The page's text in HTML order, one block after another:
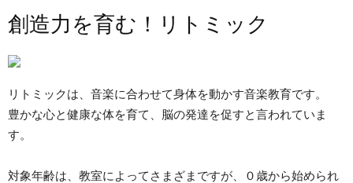
創造力を育む！リトミック
リトミックは、音楽に合わせて身体を動かす音楽教育です。
豊かな心と健康な体を育て、脳の発達を促すと言われていま
す。
対象年齢は、教室によってさまざまですが、０歳から始められ